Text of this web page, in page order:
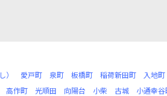
） 愛戸町 泉町 板橋町 稲荷新田町 入地町
高作町 光順田 向陽台 小柴 古城 小通幸谷